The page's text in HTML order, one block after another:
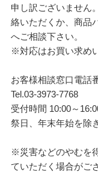
申し訳ございません
絡いただくか、商品
へご相談下さい。
※対応はお買い求め
お客様相談窓口電話
Tel.03-3973-7768
受付時間 10:00～
祭日、年末年始を除
※災害などのやむを
ていただく場合がご